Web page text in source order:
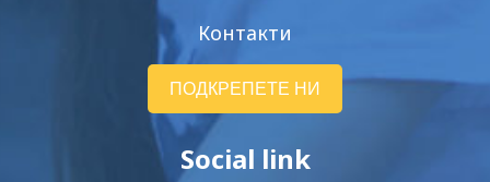
Контакти
ПОДКРЕПЕТЕ НИ
Social link